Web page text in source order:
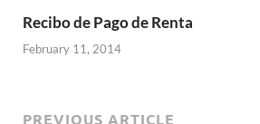
Recibo de Pago de Renta
February 11, 2014
PREVIOUS ARTICLE